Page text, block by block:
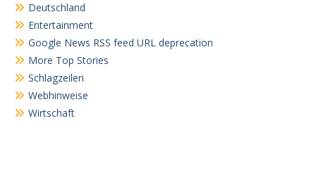
Deutschland
Entertainment
Google News RSS feed URL deprecation
More Top Stories
Schlagzeilen
Webhinweise
Wirtschaft